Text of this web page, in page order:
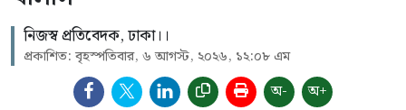
নিজস্ব প্রতিবেদক, ঢাকা।।
প্রকাশিত: বৃহস্পতিবার, ৬ আগস্ট, ২০২৬, ১২:০৮ এম
অ- অ+